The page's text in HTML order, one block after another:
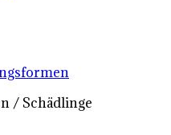
/ Schädlinge